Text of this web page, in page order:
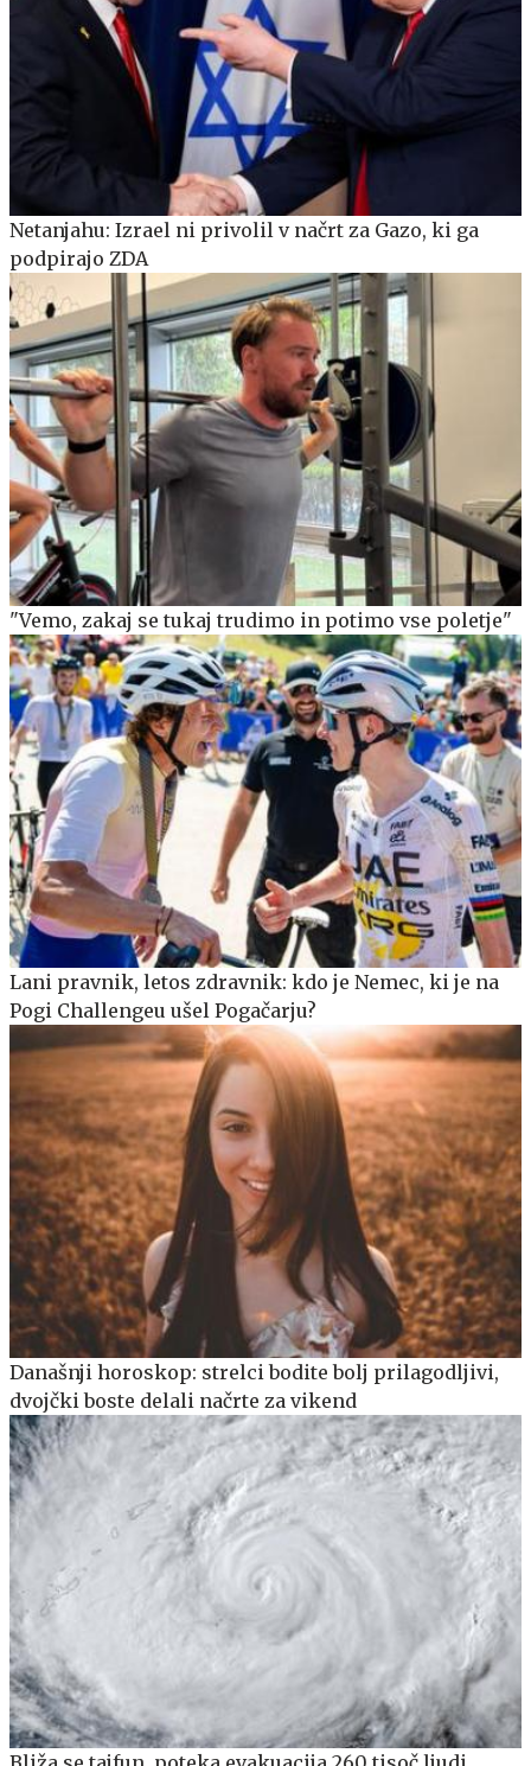
Netanjahu: Izrael ni privolil v načrt za Gazo, ki ga
podpirajo ZDA
"Vemo, zakaj se tukaj trudimo in potimo vse poletje"
Lani pravnik, letos zdravnik: kdo je Nemec, ki je na
Pogi Challengeu ušel Pogačarju?
Današnji horoskop: strelci bodite bolj prilagodljivi,
dvojčki boste delali načrte za vikend